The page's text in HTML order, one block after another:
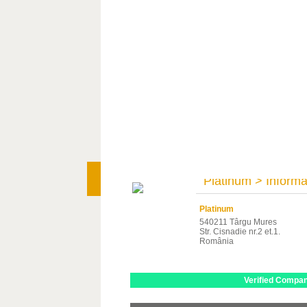
Platinum >
Platinum
540211 Târgu Mures
Str. Cisnadie nr.2 et.1.
România
Verified